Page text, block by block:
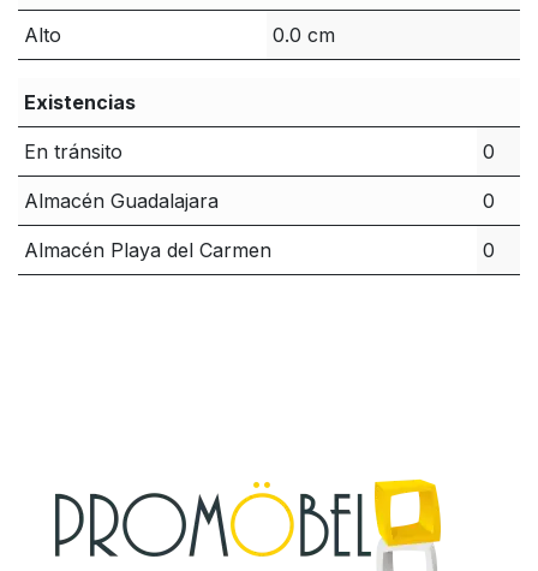
Alto 0.0 cm
Existencias
En tránsito 0
Almacén Guadalajara 0
Almacén Playa del Carmen 0